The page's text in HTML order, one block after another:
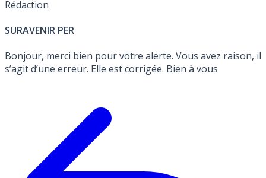
Rédaction
SURAVENIR PER
Bonjour, merci bien pour votre alerte. Vous avez raison, il
s’agit d’une erreur. Elle est corrigée. Bien à vous